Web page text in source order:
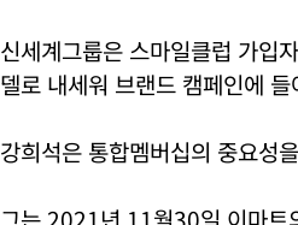
신세계그룹은 스마일클럽 가입
델로 내세워 브랜드 캠페인에 들
강희석은 통합멤버십의 중요성
그는 2021년 11월30일 이마트